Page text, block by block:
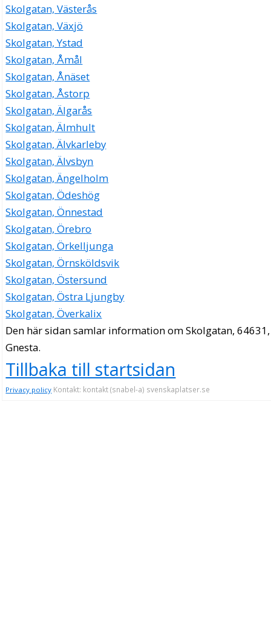
Skolgatan, Västerås
Skolgatan, Växjö
Skolgatan, Ystad
Skolgatan, Åmål
Skolgatan, Ånäset
Skolgatan, Åstorp
Skolgatan, Älgarås
Skolgatan, Älmhult
Skolgatan, Älvkarleby
Skolgatan, Älvsbyn
Skolgatan, Ängelholm
Skolgatan, Ödeshög
Skolgatan, Önnestad
Skolgatan, Örebro
Skolgatan, Örkelljunga
Skolgatan, Örnsköldsvik
Skolgatan, Östersund
Skolgatan, Östra Ljungby
Skolgatan, Överkalix
Den här sidan samlar information om Skolgatan, 64631,
Gnesta.
Tillbaka till startsidan
Privacy policy Kontakt: kontakt (snabel-a) svenskaplatser.se